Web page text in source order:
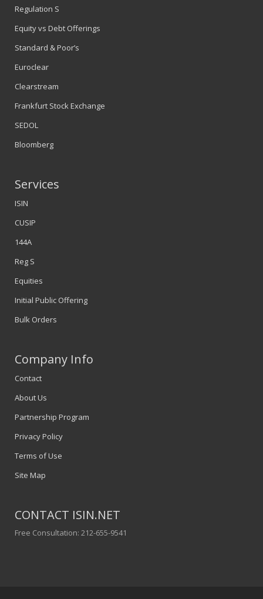
Regulation S
Equity vs Debt Offerings
Standard & Poor’s
Euroclear
Clearstream
Frankfurt Stock Exchange
SEDOL
Bloomberg
Services
ISIN
CUSIP
144A
Reg S
Equities
Initial Public Offering
Bulk Orders
Company Info
Contact
About Us
Partnership Program
Privacy Policy
Terms of Use
Site Map
CONTACT ISIN.NET
Free Consultation: 212-655-9541